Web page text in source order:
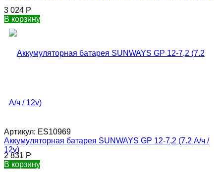
3 024 Р
В корзину
Артикул: ES10969
Аккумуляторная батарея SUNWAYS GP 12-7,2 (7.2 А/ч /
12v)
2 831 Р
В корзину